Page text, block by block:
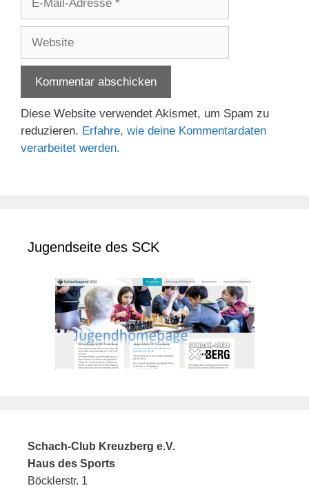
Adresse
Diese Website verwendet Akismet, um Spam zu
reduzieren. Erfahre, wie deine Kommentardaten
verarbeitet werden.
Jugendseite des SCK
Schach-Club Kreuzberg e.V.
Haus des Sports
Böcklerstr. 1